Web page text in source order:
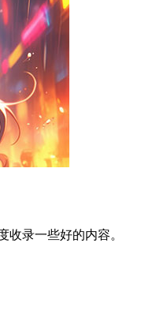
录一些好的内容。